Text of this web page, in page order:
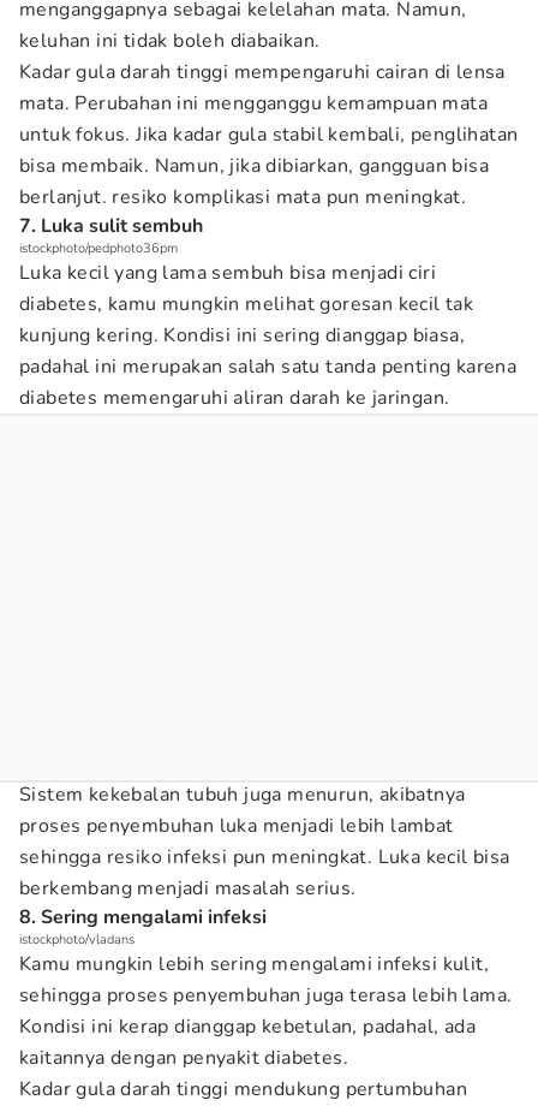
menganggapnya sebagai kelelahan mata. Namun,
keluhan ini tidak boleh diabaikan.
Kadar gula darah tinggi mempengaruhi cairan di lensa
mata. Perubahan ini mengganggu kemampuan mata
untuk fokus. Jika kadar gula stabil kembali, penglihatan
bisa membaik. Namun, jika dibiarkan, gangguan bisa
berlanjut. resiko komplikasi mata pun meningkat.
7. Luka sulit sembuh
istockphoto/pedphoto36pm
Luka kecil yang lama sembuh bisa menjadi ciri
diabetes, kamu mungkin melihat goresan kecil tak
kunjung kering. Kondisi ini sering dianggap biasa,
padahal ini merupakan salah satu tanda penting karena
diabetes memengaruhi aliran darah ke jaringan.
Sistem kekebalan tubuh juga menurun, akibatnya
proses penyembuhan luka menjadi lebih lambat
sehingga resiko infeksi pun meningkat. Luka kecil bisa
berkembang menjadi masalah serius.
8. Sering mengalami infeksi
istockphoto/vladans
Kamu mungkin lebih sering mengalami infeksi kulit,
sehingga proses penyembuhan juga terasa lebih lama.
Kondisi ini kerap dianggap kebetulan, padahal, ada
kaitannya dengan penyakit diabetes.
Kadar gula darah tinggi mendukung pertumbuhan